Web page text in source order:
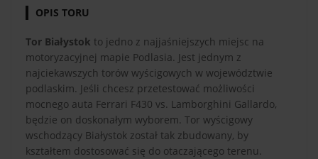
OPIS TORU
Tor Białystok to jedno z najjaśniejszych miejsc na
motoryzacyjnej mapie Podlasia. Jest jednym z
najciekawszych torów wyścigowych w województwie
podlaskim. Jeśli chcesz przetestować możliwości
mocnego auta Ferrari F430 vs. Lamborghini Gallardo,
będzie on doskonałym wyborem. Tor wyścigowy
wschodzący Białystok został tak zbudowany, by
kształtem dostosować się do otaczającego terenu.